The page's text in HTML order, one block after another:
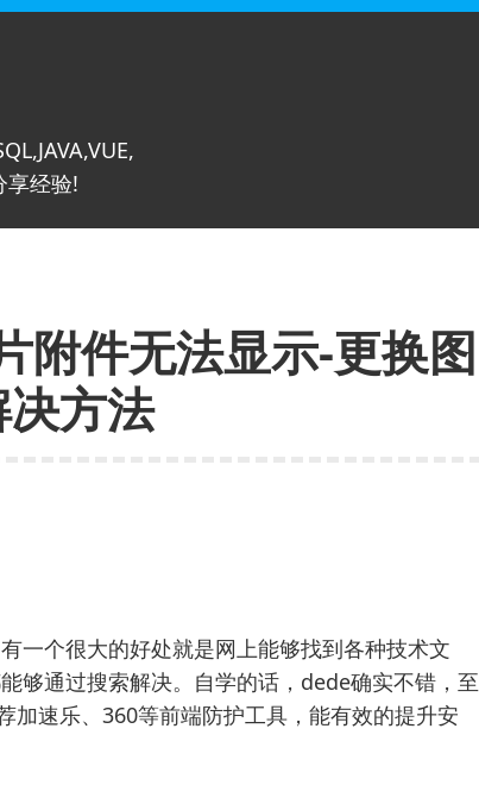
享经验!
附件无法显示-更换图
方法
一个很大的好处就是网上能够找到各种技术文
够通过搜索解决。自学的话，dede确实不错，至
加速乐、360等前端防护工具，能有效的提升安